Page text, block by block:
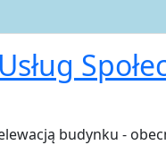
budynku -